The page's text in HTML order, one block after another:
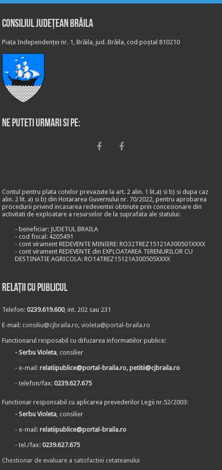
Consiliul Județean Brăila
Piața Independenței nr. 1, Brăila, jud. Brăila, cod poștal 810210
Ne puteti urmari si pe:
Contul pentru plata cotelor prevazute la art. 2 alin. 1 lit.a) si b) si dupa caz
alin. 2 lit. a) si b) din Hotararea Guvernului nr. 70/2022, pentru aprobarea
procedurii privind incasarea redeventei obtinute prin concesionare din
activitati de exploatare a resurselor de la suprafata ale statului:
- beneficiar: JUDETUL BRAILA
- cod fiscal: 4205491
- cont virament REDEVENTE MINIERE: RO32TREZ15121A300501XXXX
- cont virament REDEVENTE din EXPLOATAREA TERENURILOR CU
DESTINATIE AGRICOLA: RO14TREZ15121A300505XXXX
Relații cu publicul
Telefon:0239.619.600, int. 202 sau 231
E-mail:consiliu@cjbraila.ro,violeta@portal-braila.ro
Functionarul resposabil cu difuzarea informatiilor publice:
- Serbu Violeta, consilier
- e-mail:relatiipublice@portal-braila.ro, petitii@cjbraila.ro
- telefon/fax:0239.627.675
Functionar responsabil cu aplicarea prevederilor Legii nr.52/2003:
- Serbu Violeta, consilier
- e-mail:relatiipublice@portal-braila.ro
- tel./fax:0239.627.675
Chestionar de evaluare a satisfactiei cetateanului